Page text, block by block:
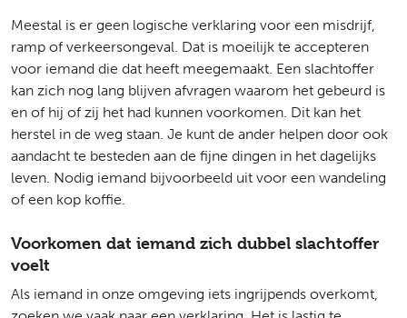
Meestal is er geen logische verklaring voor een misdrijf,
ramp of verkeersongeval. Dat is moeilijk te accepteren
voor iemand die dat heeft meegemaakt. Een slachtoffer
kan zich nog lang blijven afvragen waarom het gebeurd is
en of hij of zij het had kunnen voorkomen. Dit kan het
herstel in de weg staan. Je kunt de ander helpen door ook
aandacht te besteden aan de fijne dingen in het dagelijks
leven. Nodig iemand bijvoorbeeld uit voor een wandeling
of een kop koffie.
Voorkomen dat iemand zich dubbel slachtoffer
voelt
Als iemand in onze omgeving iets ingrijpends overkomt,